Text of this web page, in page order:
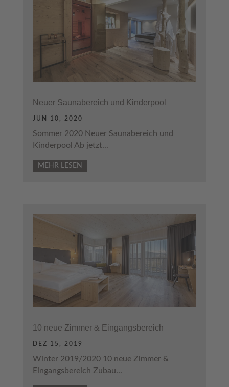
Neuer Saunabereich und Kinderpool
JUN 10, 2020
Sommer 2020 Neuer Saunabereich und
Kinderpool Ab jetzt...
MEHR LESEN
10 neue Zimmer & Eingangsbereich
DEZ 15, 2019
Winter 2019/2020 10 neue Zimmer &
Eingangsbereich Zubau...